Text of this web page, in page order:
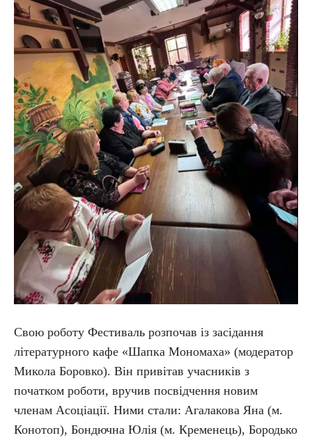
Свою роботу Фестиваль розпочав із засідання
літературного кафе «Шапка Мономаха» (модератор
Микола Боровко). Він привітав учасників з
початком роботи, вручив посвідчення новим
членам Асоціації. Ними стали: Агалакова Яна (м.
Конотоп), Бондючна Юлія (м. Кременець), Бородько